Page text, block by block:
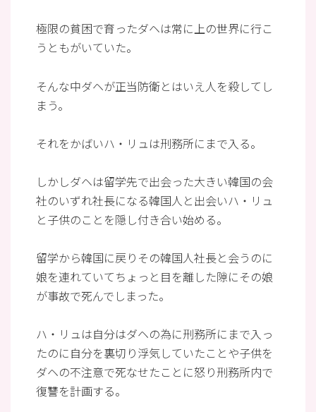
極限の貧困で育ったダヘは常に上の世界に行こ
うともがいていた。
そんな中ダヘが正当防衛とはいえ人を殺してし
まう。
それをかばいハ・リュは刑務所にまで入る。
しかしダヘは留学先で出会った大きい韓国の会
社のいずれ社長になる韓国人と出会いハ・リュ
と子供のことを隠し付き合い始める。
留学から韓国に戻りその韓国人社長と会うのに
娘を連れていてちょっと目を離した隙にその娘
が事故で死んでしまった。
ハ・リュは自分はダヘの為に刑務所にまで入っ
たのに自分を裏切り浮気していたことや子供を
ダヘの不注意で死なせたことに怒り刑務所内で
復讐を計画する。